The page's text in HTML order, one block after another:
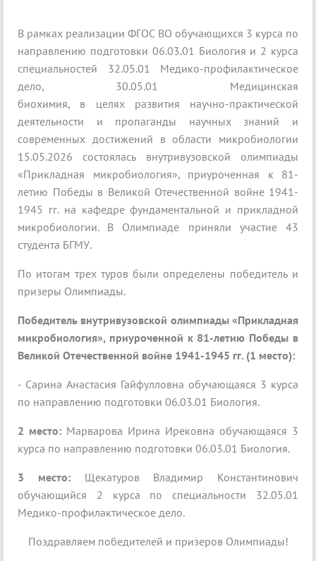
В рамках реализации ФГОС ВО обучающихся 3 курса по
направлению подготовки 06.03.01 Биология и 2 курса
специальностей 32.05.01 Медико-профилактическое
дело, 30.05.01 Медицинская
биохимия, в целях развития научно-практической
деятельности и пропаганды научных знаний и
современных достижений в области микробиологии
15.05.2026 состоялась внутривузовской олимпиады
«Прикладная микробиология», приуроченная к 81-
летию Победы в Великой Отечественной войне 1941-
1945 гг. на кафедре фундаментальной и прикладной
микробиологии. В Олимпиаде приняли участие 43
студента БГМУ.
По итогам трех туров были определены победитель и
призеры Олимпиады.
Победитель внутривузовской олимпиады «Прикладная
микробиология», приуроченной к 81-летию Победы в
Великой Отечественной войне 1941-1945 гг. (1 место):
- Сарина Анастасия Гайфулловна обучающаяся 3 курса
по направлению подготовки 06.03.01 Биология.
2 место: Марварова Ирина Ирековна обучающаяся 3
курса по направлению подготовки 06.03.01 Биология.
3 место: Щекатуров Владимир Константинович
обучающийся 2 курса по специальности 32.05.01
Медико-профилактическое дело.
Поздравляем победителей и призеров Олимпиады!